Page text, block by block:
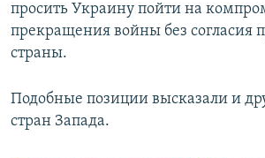
просить Украину пойти на
прекращения войны без согласия
страны.
Подобные позиции высказали и
стран Запада.